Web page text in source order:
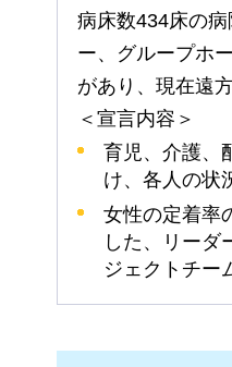
病床数434床の
ー、グループホ
があり、現在遠
＜宣言内容＞
育児、介護、
け、各人の状
女性の定着率
した、リーダ
ジェクトチー